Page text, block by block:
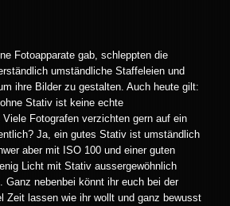
Fotoapparate gab, schleppten die
umständliche Staffeleien und
ihre Bilder zu gestalten. Auch heute gilt:
Stativ ist keine echte
Viele Fotografen verzichten gern auf ein
Ja, ein gutes Stativ ist umständlich
aber mit ISO 100 und einer guten
Licht mit Stativ aussergewöhnlich
Ganz nebenbei könnt ihr euch bei der
Zeit lassen wie ihr wollt und ganz bewusst